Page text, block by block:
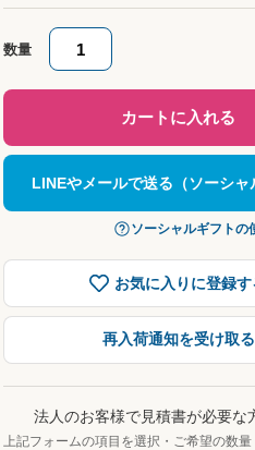
数量
カートに入れる
LINEやメールで送る（ソーシャ
ソーシャルギフトの
お気に入りに登録す
再入荷通知を受け取る
法人のお客様で見積書が必要な
上記フォームの項目を選択・ご希望の数